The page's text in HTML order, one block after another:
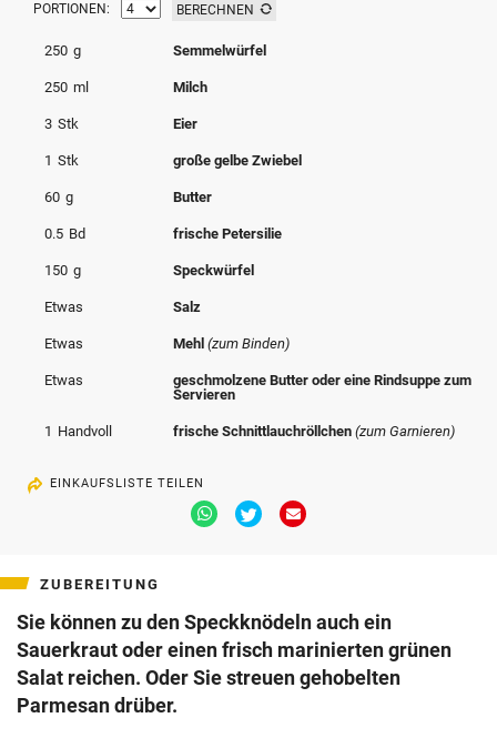
© Krone Multimedia GmbH & Co KG 2026
Muthgasse 2, 1190 Wien
PORTIONEN: BERECHNEN
250 g Semmelwürfel
250 ml Milch
3 Stk Eier
1 Stk große gelbe Zwiebel
60 g Butter
0.5 Bd frische Petersilie
150 g Speckwürfel
Etwas Salz
Etwas Mehl(zum Binden)
Etwas
geschmolzene Butter oder eine Rindsuppe zum
Servieren
1 Handvoll frische Schnittlauchröllchen(zum Garnieren)
EINKAUFSLISTE TEILEN
Via
Whatsapp
Via
Twitter
Via
ZUBEREITUNG
Sie können zu den Speckknödeln auch ein
Sauerkraut oder einen frisch marinierten grünen
Salat reichen. Oder Sie streuen gehobelten
Parmesan drüber.